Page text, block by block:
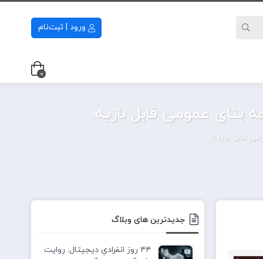
ورود | ثبت‌نام
0
جدیدترین های وبلاگ
۴۴ روز انفرادیِ دیجیتال: روایت